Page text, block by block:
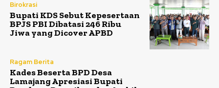
Birokrasi
Bupati KDS Sebut Kepesertaan
BPJS PBI Dibatasi 246 Ribu
Jiwa yang Dicover APBD
Ragam Berita
Kades Beserta BPD Desa
Lamajang Apresiasi Bupati